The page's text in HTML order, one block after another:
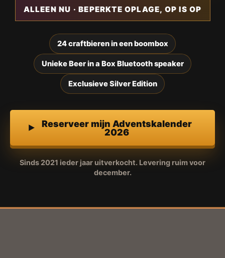
ALLEEN NU · BEPERKTE OPLAGE, OP IS OP
24 craftbieren in een boombox
Unieke Beer in a Box Bluetooth speaker
Exclusieve Silver Edition
Reserveer mijn Adventskalender
2026
Sinds 2021 ieder jaar uitverkocht. Levering ruim voor
december.